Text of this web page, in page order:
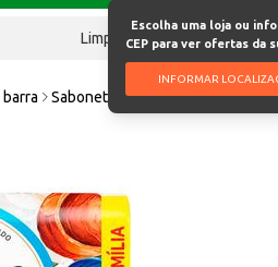
Escolha uma loja ou
CEP para ver ofertas da
INFORMAR
Limpeza
Sabonete Flor de Ypê Rosas